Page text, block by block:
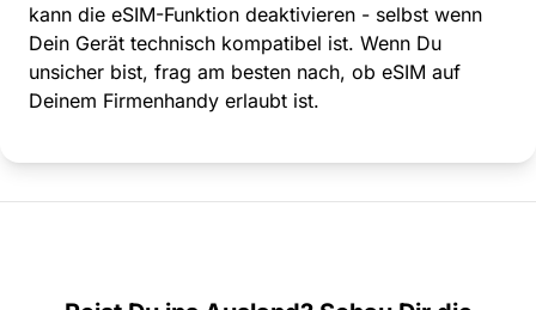
kann die eSIM-Funktion deaktivieren - selbst wenn
Dein Gerät technisch kompatibel ist. Wenn Du
unsicher bist, frag am besten nach, ob eSIM auf
Deinem Firmenhandy erlaubt ist.